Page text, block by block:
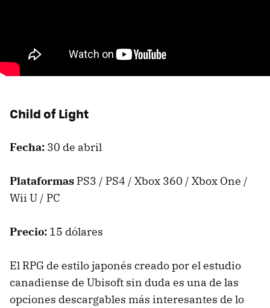
Child of Light
Fecha: 30 de abril
Plataformas PS3 / PS4 / Xbox 360 / Xbox One /
Wii U / PC
Precio: 15 dólares
El RPG de estilo japonés creado por el estudio
canadiense de Ubisoft sin duda es una de las
opciones descargables más interesantes de lo